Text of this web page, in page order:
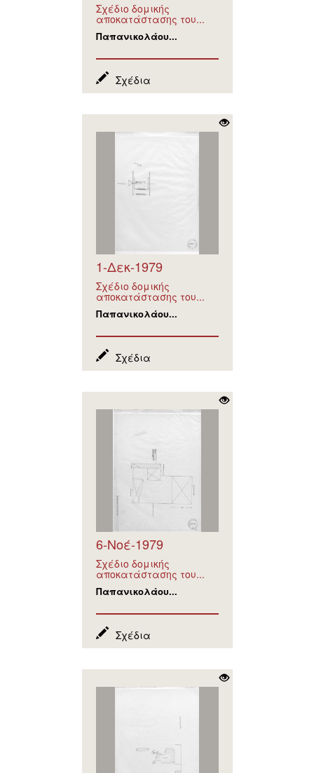
Σχέδιο δομικής
αποκατάστασης του...
Παπανικολάου...
Σχέδια
1-Δεκ-1979
Σχέδιο δομικής
αποκατάστασης του...
Παπανικολάου...
Σχέδια
6-Νοέ-1979
Σχέδιο δομικής
αποκατάστασης του...
Παπανικολάου...
Σχέδια